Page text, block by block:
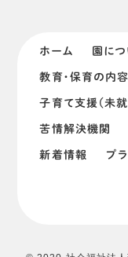
ホーム 園につ
教育・保育の内容
子育て支援（未
苦情解決機関
新着情報 プ